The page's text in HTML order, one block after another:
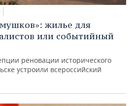
жилье для
или событийный
реновации исторического
устроили всероссийский